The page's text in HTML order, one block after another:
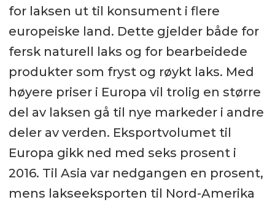
for laksen ut til konsument i flere
europeiske land. Dette gjelder både for
fersk naturell laks og for bearbeidede
produkter som fryst og røykt laks. Med
høyere priser i Europa vil trolig en større
del av laksen gå til nye markeder i andre
deler av verden. Eksportvolumet til
Europa gikk ned med seks prosent i
2016. Til Asia var nedgangen en prosent,
mens lakseeksporten til Nord-Amerika